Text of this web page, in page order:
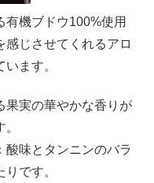
有機ブドウ100%使用
じさせてくれるアロ
ます。
果実の華やかな香りが
酸味とタンニンのバラ
です。